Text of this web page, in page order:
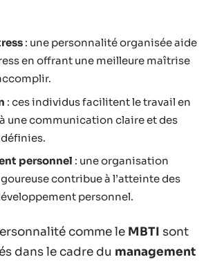
: une personnalité organisée aide
en offrant une meilleure maîtrise
: ces individus facilitent le travail en
une communication claire et des
personnel : une organisation
contribue à l’atteinte des
personnel.
comme le MBTI sont
dans le cadre du management